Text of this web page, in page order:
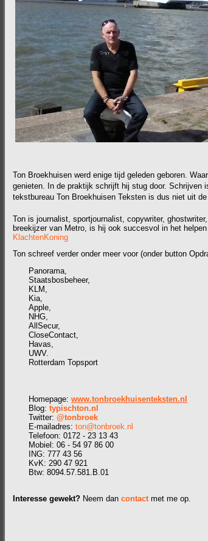
Ton Broekhuisen werd enige tijd geleden geboren.
genieten. In de praktijk schrijft hij stug door. Schrijven
tekstbureau Ton Broekhuisen Teksten is dus niet uit
Ton is journalist, sportjournalist, copywriter,
breekijzer van Metro, is hij ook succesvol in het
KlachtenKoning
Ton schreef verder onder meer voor (onder button
Panorama,
Staatsbosbeheer,
KLM,
Kia,
Apple,
NHG,
AllSecur,
CloseContact,
Havas,
UWV.
Rotterdam Topsport
Homepage: www.tonbroekhuisenteksten.nl
Blog: typischton.nl
Twitter: @tonbroek
E-mailadres: ton@tonbroek.nl
Telefoon: 0172 - 23 13 43
Mobiel: 06 - 54 97 86 00
ING: 777 43 56
KvK: 290 47 921
Btw: 8094.57.581.B.01
Interesse gewekt? Neem dan contactmet me op.